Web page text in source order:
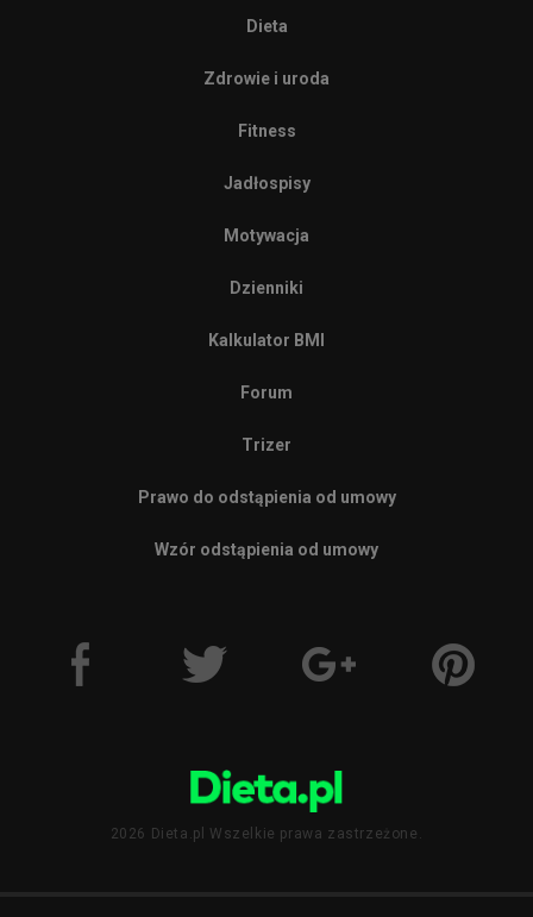
Dieta
Zdrowie i uroda
Fitness
Jadłospisy
Motywacja
Dzienniki
Kalkulator BMI
Forum
Trizer
Prawo do odstąpienia od umowy
Wzór odstąpienia od umowy
2026 Dieta.pl Wszelkie prawa zastrzeżone.